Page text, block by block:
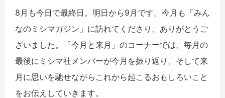
8月も今日で最終日。明日から9月です。今月も「みん
なのミシマガジン」に訪れてくださり、ありがとうご
ざいました。「今月と来月」のコーナーでは、毎月の
最後にミシマ社メンバーが今月を振り返り、そして来
月に思いを馳せながらこれから起こるおもしろいこと
をお伝えしていきます。